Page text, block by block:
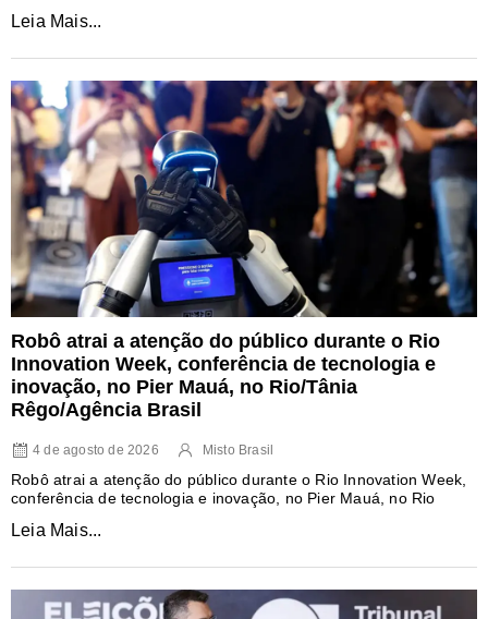
Leia Mais...
Robô atrai a atenção do público durante o Rio
Innovation Week, conferência de tecnologia e
inovação, no Pier Mauá, no Rio/Tânia
Rêgo/Agência Brasil
4 de agosto de 2026 Misto Brasil
Robô atrai a atenção do público durante o Rio Innovation Week,
conferência de tecnologia e inovação, no Pier Mauá, no Rio
Leia Mais...